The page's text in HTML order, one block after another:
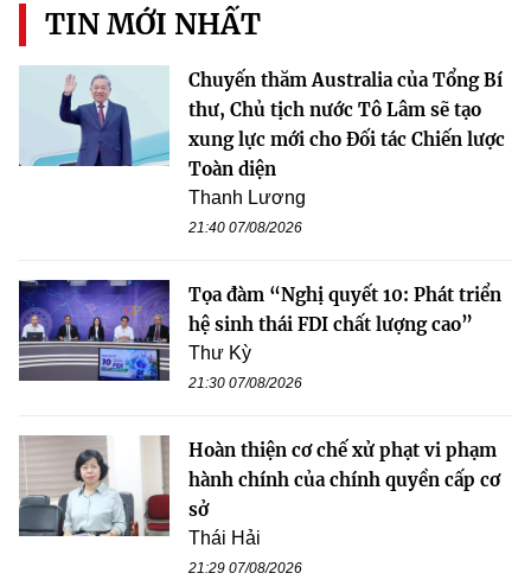
TIN MỚI NHẤT
Chuyến thăm Australia của Tổng Bí
thư, Chủ tịch nước Tô Lâm sẽ tạo
xung lực mới cho Đối tác Chiến lược
Toàn diện
Thanh Lương
21:40 07/08/2026
Tọa đàm “Nghị quyết 10: Phát triển
hệ sinh thái FDI chất lượng cao”
Thư Kỳ
21:30 07/08/2026
Hoàn thiện cơ chế xử phạt vi phạm
hành chính của chính quyền cấp cơ
sở
Thái Hải
21:29 07/08/2026